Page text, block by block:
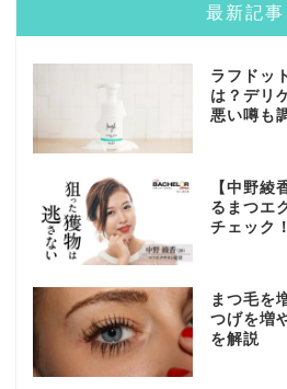
最新記事
ラフドッ
は？デリ
悪い噂も
【中野綾
るまつエ
チェック！
まつ毛を
つげを増
を解説